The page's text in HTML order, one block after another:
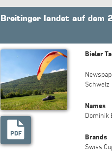
Breitinger landet auf dem
PDF
Bieler
Schweiz
Names
Dominik
Brands
Swiss